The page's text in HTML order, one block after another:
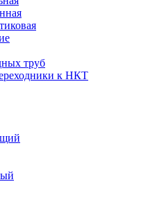
труб
к НКТ